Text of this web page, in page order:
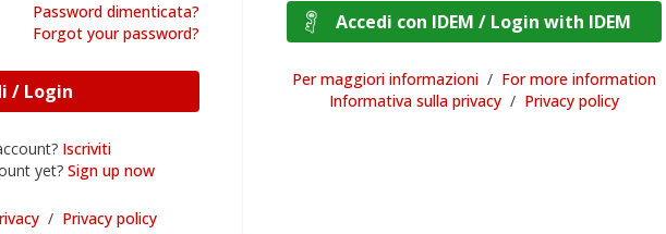
Password dimenticata?
Forgot your password?
Accedi / Login
Iscriviti
yet? Sign up now
/ Privacy policy
Accedi con IDEM / Login with IDEM
Per maggiori informazioni / For more information
Informativa sulla privacy / Privacy policy